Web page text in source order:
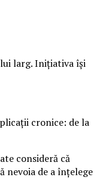
larg. Inițiativa își
cronice: de la
consideră că
nevoia de a înțelege